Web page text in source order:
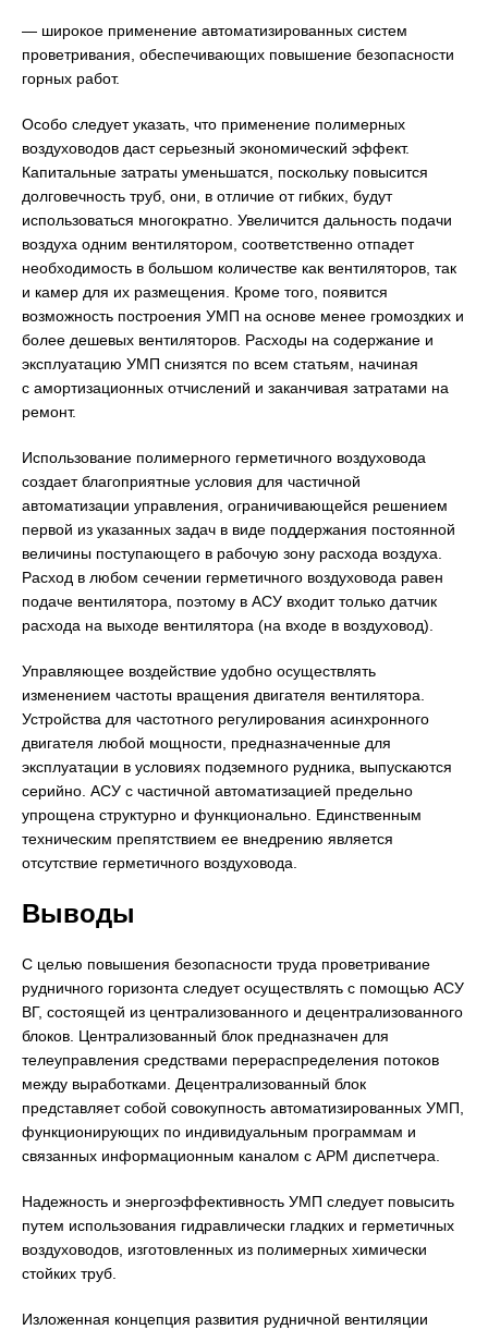
— широкое применение автоматизированных систем
проветривания, обеспечивающих повышение безопасности
горных работ.
Особо следует указать, что применение полимерных
воздуховодов даст серьезный экономический эффект.
Капитальные затраты уменьшатся, поскольку повысится
долговечность труб, они, в отличие от гибких, будут
использоваться многократно. Увеличится дальность подачи
воздуха одним вентилятором, соответственно отпадет
необходимость в большом количестве как вентиляторов, так
и камер для их размещения. Кроме того, появится
возможность построения УМП на основе менее громоздких и
более дешевых вентиляторов. Расходы на содержание и
эксплуатацию УМП снизятся по всем статьям, начиная
с амортизационных отчислений и заканчивая затратами на
ремонт.
Использование полимерного герметичного воздуховода
создает благоприятные условия для частичной
автоматизации управления, ограничивающейся решением
первой из указанных задач в виде поддержания постоянной
величины поступающего в рабочую зону расхода воздуха.
Расход в любом сечении герметичного воздуховода равен
подаче вентилятора, поэтому в АСУ входит только датчик
расхода на выходе вентилятора (на входе в воздуховод).
Управляющее воздействие удобно осуществлять
изменением частоты вращения двигателя вентилятора.
Устройства для частотного регулирования асинхронного
двигателя любой мощности, предназначенные для
эксплуатации в условиях подземного рудника, выпускаются
серийно. АСУ с частичной автоматизацией предельно
упрощена структурно и функционально. Единственным
техническим препятствием ее внедрению является
отсутствие герметичного воздуховода.
Выводы
С целью повышения безопасности труда проветривание
рудничного горизонта следует осуществлять с помощью АСУ
ВГ, состоящей из централизованного и децентрализованного
блоков. Централизованный блок предназначен для
телеуправления средствами перераспределения потоков
между выработками. Децентрализованный блок
представляет собой совокупность автоматизированных УМП,
функционирующих по индивидуальным программам и
связанных информационным каналом с АРМ диспетчера.
Надежность и энергоэффективность УМП следует повысить
путем использования гидравлически гладких и герметичных
воздуховодов, изготовленных из полимерных химически
стойких труб.
Изложенная концепция развития рудничной вентиляции